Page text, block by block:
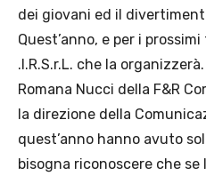
dei giovani ed il
Quest’anno, e per i
.I.R.S.r.L. che la
Romana Nucci della F&R
la direzione della
quest’anno hanno avuto
bisogna riconoscere che